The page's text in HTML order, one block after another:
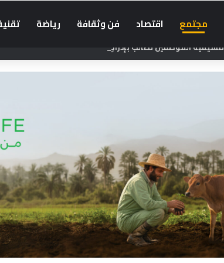
مجتمع اقتصاد فن وثقافة رياضة
تنسيقية الموظفين تطالب بإدراج “التوقيت الميسر” في الحوار